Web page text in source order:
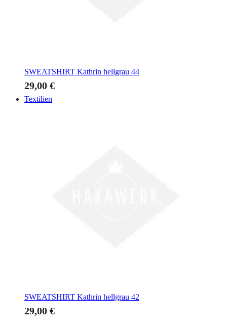
SWEATSHIRT Kathrin hellgrau 44
29,00 €
Textilien
SWEATSHIRT Kathrin hellgrau 42
29,00 €